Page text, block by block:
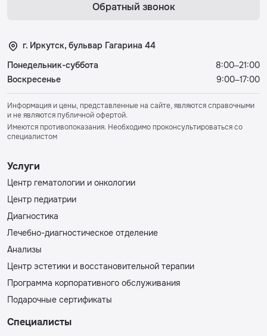
Обратный звонок
г. Иркутск, бульвар Гагарина 44
Понедельник-суббота
8:00–21:00
Воскресенье
9:00–17:00
Информация и цены, представленные на сайте, являются справочными
и не являются публичной офертой.
Имеются противопоказания. Необходимо проконсультироваться со
специалистом
Услуги
Центр гематологии и онкологии
Центр педиатрии
Диагностика
Лечебно-диагностическое отделение
Анализы
Центр эстетики и восстановительной терапии
Программа корпоративного обслуживания
Подарочные сертификаты
Специалисты